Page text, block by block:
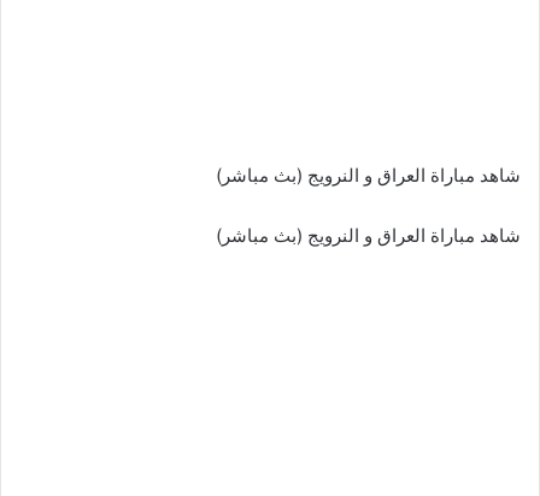
شاهد مباراة العراق و النرويج (بث مباشر)
شاهد مباراة العراق و النرويج (بث مباشر)